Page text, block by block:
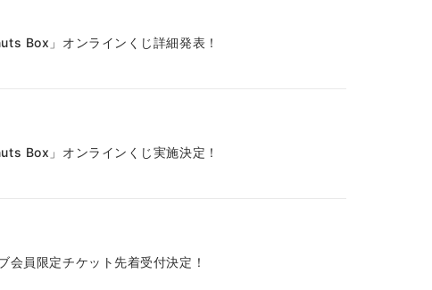
Box」オンラインくじ詳細発表！
Box」オンラインくじ実施決定！
員限定チケット先着受付決定！